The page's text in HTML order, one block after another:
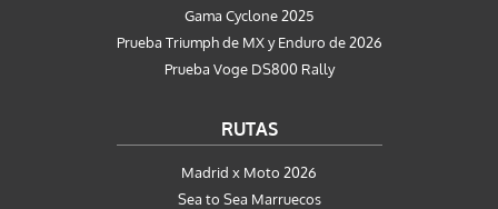
Gama Cyclone 2025
Prueba Triumph de MX y Enduro de 2026
Prueba Voge DS800 Rally
RUTAS
Madrid x Moto 2026
Sea to Sea Marruecos